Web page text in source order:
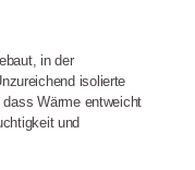
in der
isolierte
Wärme entweicht
und